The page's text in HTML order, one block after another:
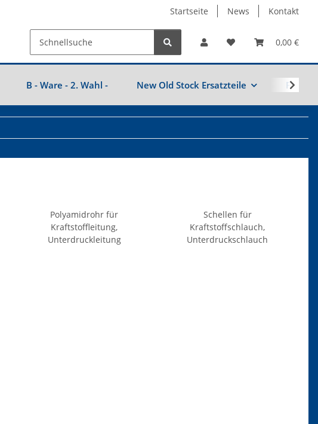
Startseite News Kontakt
0,00 €
B - Ware - 2. Wahl - New Old Stock Ersatzteile
Polyamidrohr für
Kraftstoffleitung,
Unterdruckleitung
Schellen für
Kraftstoffschlauch,
Unterdruckschlauch